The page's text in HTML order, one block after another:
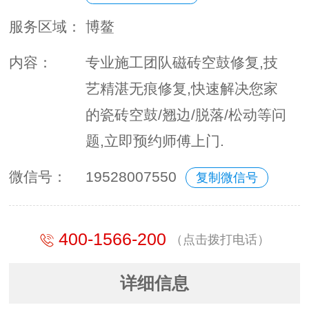
服务区域： 博鳌
内容：
专业施工团队磁砖空鼓修复,技
艺精湛无痕修复,快速解决您家
的瓷砖空鼓/翘边/脱落/松动等问
题,立即预约师傅上门.
微信号： 19528007550 复制微信号
400-1566-200 （点击拨打电话）
详细信息